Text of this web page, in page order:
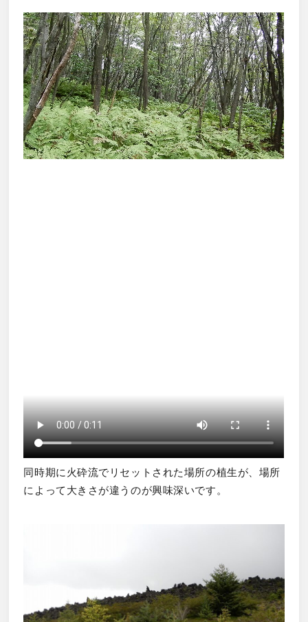
同時期に火砕流でリセットされた場所の植生が、場所
によって大きさが違うのが興味深いです。